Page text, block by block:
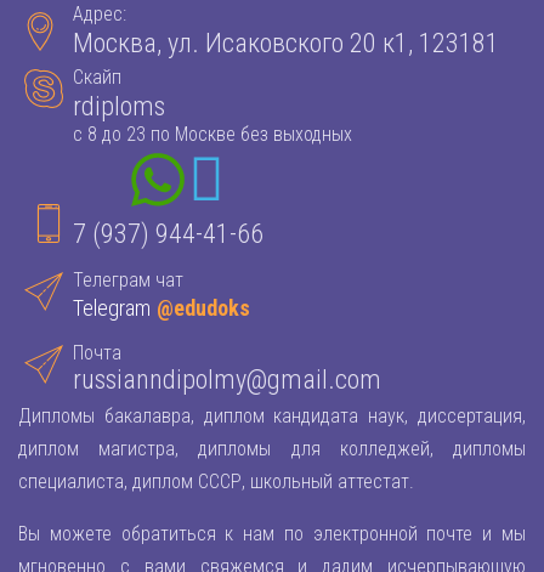
Адрес:
Москва, ул. Исаковского 20 к1, 123181
Скайп
rdiploms
с 8 до 23 по Москве без выходных
7 (937) 944-41-66
Телеграм чат
Telegram @edudoks
Почта
russianndipolmy@gmail.com
Дипломы бакалавра, диплом кандидата наук, диссертация,
диплом магистра, дипломы для колледжей, дипломы
специалиста, диплом СССР, школьный аттестат.
Вы можете обратиться к нам по электронной почте и мы
мгновенно с вами свяжемся и дадим исчерпывающую